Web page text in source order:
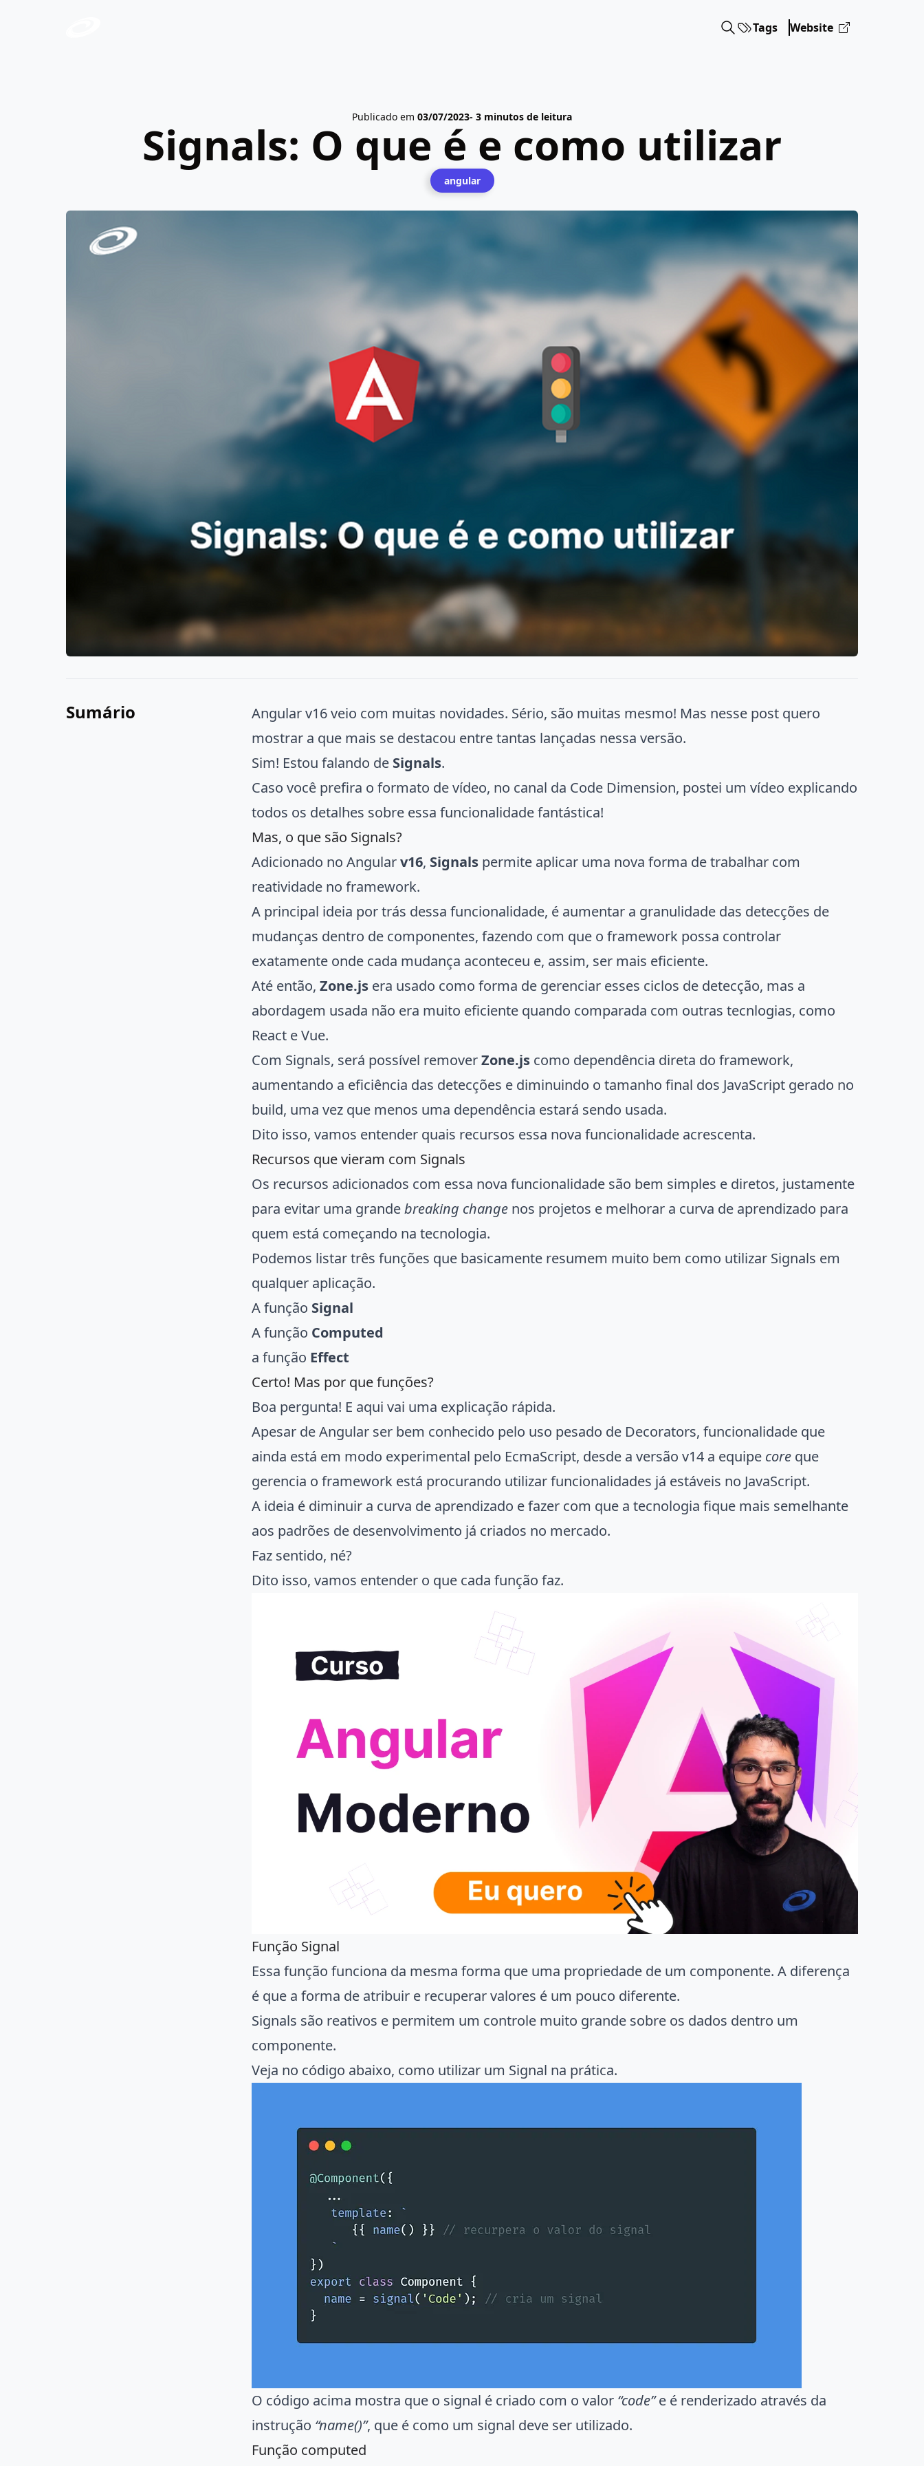
Tags Website
Publicado em 03/07/2023- 3 minutos de leitura
Signals: O que é e como utilizar
angular
Sumário
Angular v16 veio com muitas novidades. Sério, são muitas mesmo! Mas nesse post quero
mostrar a que mais se destacou entre tantas lançadas nessa versão.
Sim! Estou falando de Signals.
Caso você prefira o formato de vídeo, no canal da Code Dimension, postei um vídeo explicando
todos os detalhes sobre essa funcionalidade fantástica!
Mas, o que são Signals?
Adicionado no Angularv16, Signals permite aplicar uma nova forma de trabalhar com
reatividade no framework.
A principal ideia por trás dessa funcionalidade, é aumentar a granulidade das detecções de
mudanças dentro de componentes, fazendo com que o framework possa controlar
exatamente onde cada mudança aconteceu e, assim, ser mais eficiente.
Até então,Zone.js era usado como forma de gerenciar esses ciclos de detecção, mas a
abordagem usada não era muito eficiente quando comparada com outras tecnlogias, como
React e Vue.
Com Signals, será possível removerZone.js como dependência direta do framework,
aumentando a eficiência das detecções e diminuindo o tamanho final dos JavaScript gerado no
build, uma vez que menos uma dependência estará sendo usada.
Dito isso, vamos entender quais recursos essa nova funcionalidade acrescenta.
Recursos que vieram com Signals
Os recursos adicionados com essa nova funcionalidade são bem simples e diretos, justamente
para evitar uma grandebreaking change nos projetos e melhorar a curva de aprendizado para
quem está começando na tecnologia.
Podemos listar três funções que basicamente resumem muito bem como utilizar Signals em
qualquer aplicação.
A função Signal
A função Computed
a função Effect
Certo! Mas por que funções?
Boa pergunta! E aqui vai uma explicação rápida.
Apesar de Angular ser bem conhecido pelo uso pesado de Decorators, funcionalidade que
ainda está em modo experimental pelo EcmaScript, desde a versão v14 a equipe core que
gerencia o framework está procurando utilizar funcionalidades já estáveis no JavaScript.
A ideia é diminuir a curva de aprendizado e fazer com que a tecnologia fique mais semelhante
aos padrões de desenvolvimento já criados no mercado.
Faz sentido, né?
Dito isso, vamos entender o que cada função faz.
Função Signal
Essa função funciona da mesma forma que uma propriedade de um componente. A diferença
é que a forma de atribuir e recuperar valores é um pouco diferente.
Signals são reativos e permitem um controle muito grande sobre os dados dentro um
componente.
Veja no código abaixo, como utilizar um Signal na prática.
O código acima mostra que o signal é criado com o valor “code”e é renderizado através da
instrução “name()”, que é como um signal deve ser utilizado.
Função computed